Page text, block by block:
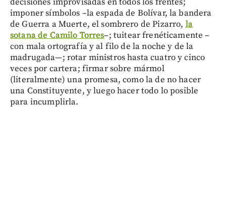
imponer símbolos –la espada de Bolívar, la bandera
de Guerra a Muerte, el sombrero de Pizarro, la
sotana de Camilo Torres–; tuitear frenéticamente –
con mala ortografía y al filo de la noche y de la
madrugada—; rotar ministros hasta cuatro y cinco
veces por cartera; firmar sobre mármol
(literalmente) una promesa, como la de no hacer
una Constituyente, y luego hacer todo lo posible
para incumplirla.